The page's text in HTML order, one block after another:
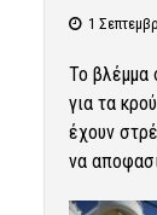
1
Το βλέμμα
για τα
έχουν
να